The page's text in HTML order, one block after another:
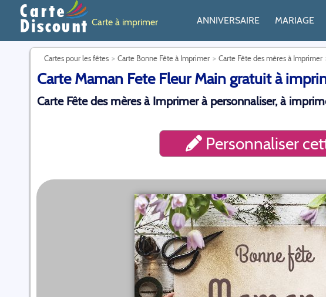
Carte à imprimer ANNIVERSAIRE MARIAGE
Cartes pour les fêtes Carte Bonne Fête à Imprimer Carte Fête des mères à Imprimer
Carte Maman Fete Fleur Main gratuit à
Carte Fête des mères à Imprimer à personnaliser, à
Personnaliser